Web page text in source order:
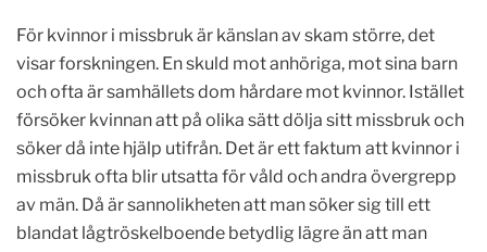
För kvinnor i missbruk är känslan av skam större, det
visar forskningen. En skuld mot anhöriga, mot sina barn
och ofta är samhällets dom hårdare mot kvinnor. Istället
försöker kvinnan att på olika sätt dölja sitt missbruk och
söker då inte hjälp utifrån. Det är ett faktum att kvinnor i
missbruk ofta blir utsatta för våld och andra övergrepp
av män. Då är sannolikheten att man söker sig till ett
blandat lågtröskelboende betydlig lägre än att man